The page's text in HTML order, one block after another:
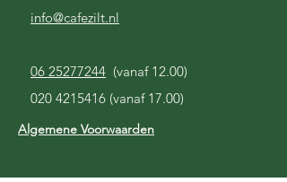
info@cafezilt.nl
06 25277244 (vanaf 12.00)
020 4215416 (vanaf 17.00)
Algemene Voorwaarden